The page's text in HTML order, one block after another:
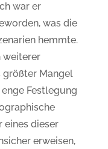
war er
was die
hemmte.
weiterer
größter Mangel
Festlegung
eines dieser
erweisen,